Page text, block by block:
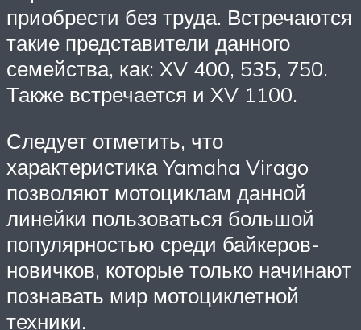
приобрести без труда. Встречаются
такие представители данного
семейства, как: XV 400, 535, 750.
Также встречается и XV 1100.
Следует отметить, что
характеристика Yamaha Virago
позволяют мотоциклам данной
линейки пользоваться большой
популярностью среди байкеров-
новичков, которые только начинают
познавать мир мотоциклетной
техники.